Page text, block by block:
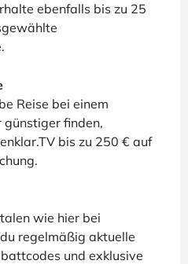
ebenfalls bis zu 25
Reise bei einem
finden,
bis zu 250 € auf
wie hier bei
regelmäßig aktuelle
und exklusive